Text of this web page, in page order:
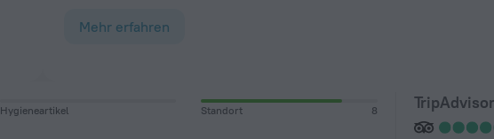
Mehr erfahren
Hygieneartikel Standort 8 TripAdvisor